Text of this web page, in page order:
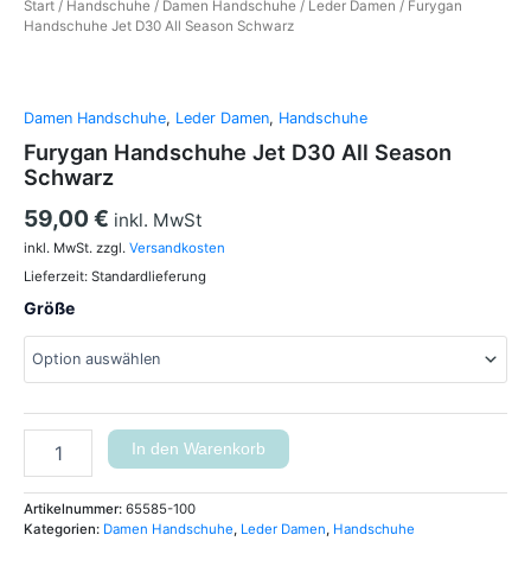
Start / Handschuhe / Damen Handschuhe / Leder Damen / Furygan
Handschuhe Jet D30 All Season Schwarz
Damen Handschuhe, Leder Damen, Handschuhe
Furygan Handschuhe Jet D30 All Season
Schwarz
59,00€ inkl. MwSt
inkl. MwSt. zzgl. Versandkosten
Lieferzeit: Standardlieferung
Größe
In den Warenkorb
Artikelnummer: 65585-100
Kategorien: Damen Handschuhe, Leder Damen, Handschuhe